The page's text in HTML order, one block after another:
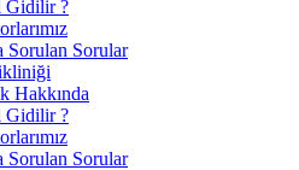
Gidilir ?
Sorulan Sorular
Hakkında
Gidilir ?
Sorulan Sorular